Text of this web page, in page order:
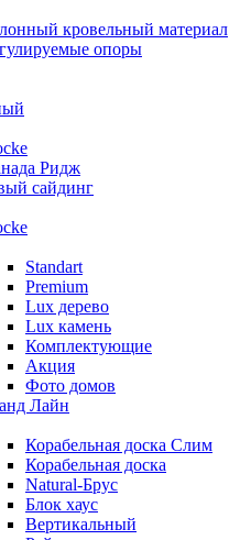
кровельный материал
опоры
Ридж
сайдинг
Standart
Premium
Lux дерево
Lux камень
Комплектующие
Акция
Фото домов
Лайн
Корабельная доска Слим
Корабельная доска
Natural-Брус
Блок хаус
Вертикальный